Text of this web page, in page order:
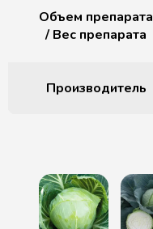
Объем препарата
/ Вес препарата
Производитель